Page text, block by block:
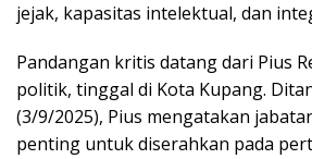
jejak, kapasitas intelektual, dan
Pandangan kritis datang dari Pius
politik, tinggal di Kota Kupang.
(3/9/2025), Pius mengatakan
penting untuk diserahkan pada